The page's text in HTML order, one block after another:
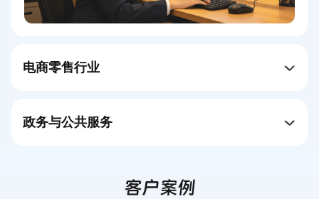
电商零售行业
政务与公共服务
客户案例